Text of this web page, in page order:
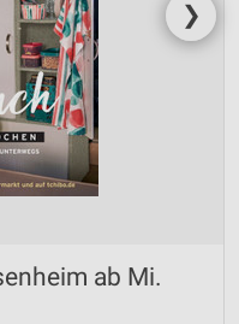
❯
ab Mi.